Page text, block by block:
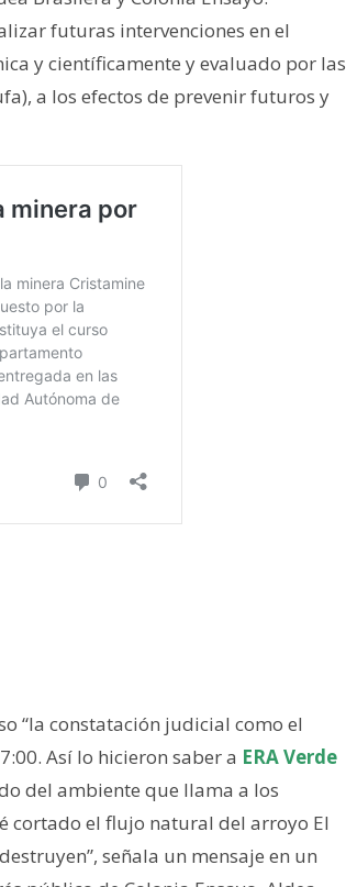
futuras intervenciones en el
y científicamente y evaluado por las
a los efectos de prevenir futuros y
“la constatación judicial como el
Así lo hicieron saber a ERA Verde
del ambiente que llama a los
cortado el flujo natural del arroyo El
señala un mensaje en un